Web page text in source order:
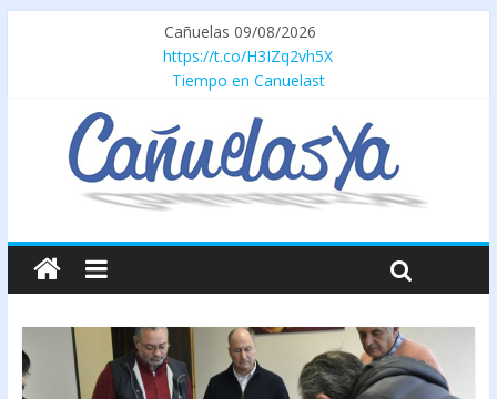
Cañuelas 09/08/2026
https://t.co/H3IZq2vh5X
Tiempo en Canuelast